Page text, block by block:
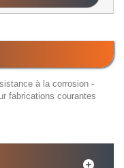
à la corrosion -
fabrications courantes